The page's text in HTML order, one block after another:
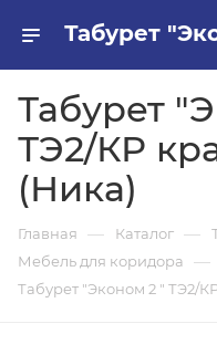
Табурет
ТЭ2/КР
(Ника)
Главная — Каталог —
Мебель для коридора —
Табурет "Эконом 2 " ТЭ2/